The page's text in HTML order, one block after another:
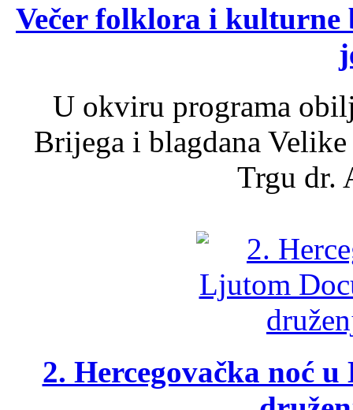
Večer folklora i kulturne
U okviru programa
Brijega i blagdana
Trgu dr.
2. Hercegovačka noć